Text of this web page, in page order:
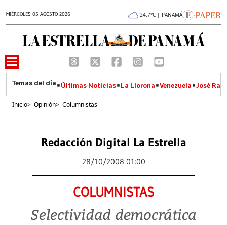
MIÉRCOLES 05 AGOSTO 2026 24.7°C | PANAMÁ
Últimas Noticias La Llorona Venezuela José
Inicio> Opinión> Columnistas
Redacción Digital La Estrella
28/10/2008 01:00
COLUMNISTAS
Selectividad democrática